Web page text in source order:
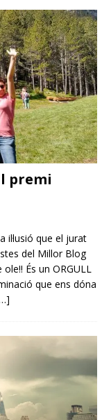
premi
il·lusió que el jurat
del Millor Blog
És un ORGULL
que ens dóna